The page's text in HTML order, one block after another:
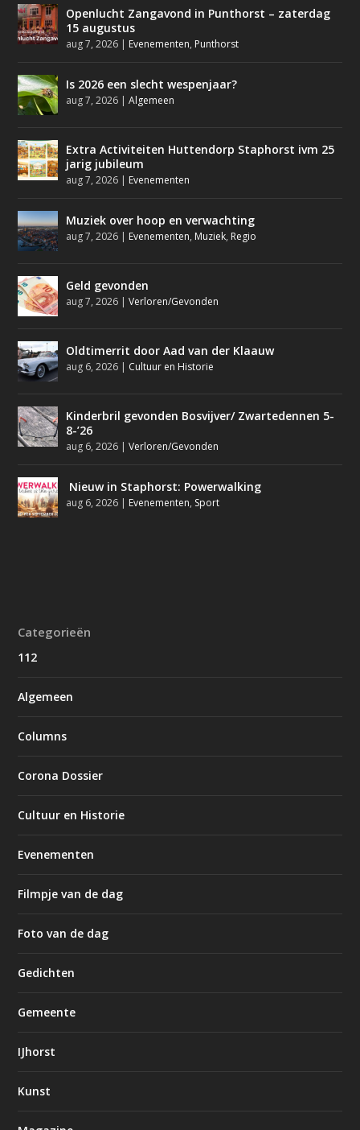
Openlucht Zangavond in Punthorst – zaterdag
15 augustus
aug 7, 2026 | Evenementen, Punthorst
Is 2026 een slecht wespenjaar?
aug 7, 2026 |Algemeen
Extra Activiteiten Huttendorp Staphorst ivm 25
jarig jubileum
aug 7, 2026 | Evenementen
Muziek over hoop en verwachting
aug 7, 2026 | Evenementen, Muziek, Regio
Geld gevonden
aug 7, 2026 |Verloren/Gevonden
Oldtimerrit door Aad van der Klaauw
aug 6, 2026 | Cultuur en Historie
Kinderbril gevonden Bosvijver/ Zwartedennen 5-
8-’26
aug 6, 2026 |Verloren/Gevonden
Nieuw in Staphorst: Powerwalking
aug 6, 2026 | Evenementen, Sport
Categorieën
112
Algemeen
Columns
Corona Dossier
Cultuur en Historie
Evenementen
Filmpje van de dag
Foto van de dag
Gedichten
Gemeente
IJhorst
Kunst